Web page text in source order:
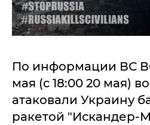
По информации ВС
мая (с 18:00 20 мая)
атаковали Украину
ракетой "Искандер-